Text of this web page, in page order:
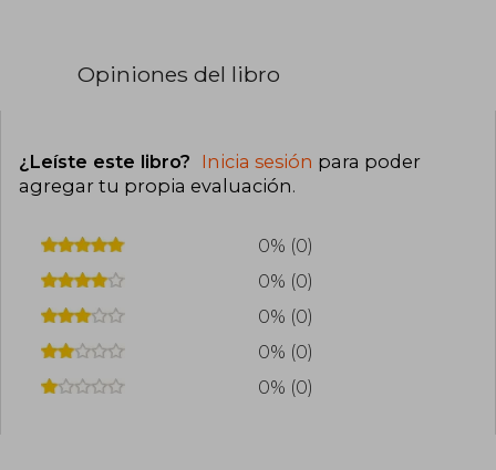
Opiniones del libro
¿Leíste este libro? Inicia sesión para poder
agregar tu propia evaluación.
0% (0)
0% (0)
0% (0)
0% (0)
0% (0)